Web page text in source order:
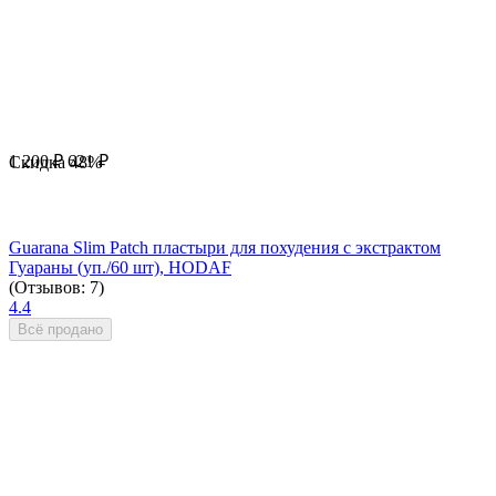
Скидка48%
1 200 ₽ 621 ₽
Guarana Slim Patch пластыри для похудения с экстрактом
Гуараны (уп./60 шт), HODAF
(Отзывов: 7)
4.4
Всё продано